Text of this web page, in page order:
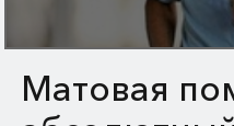
Матовая